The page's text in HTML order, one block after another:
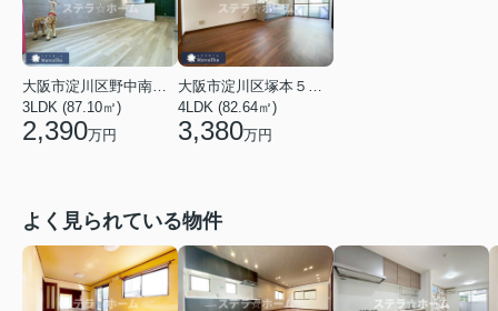
大阪市淀川区野中南２丁目
3LDK (87.10㎡)
2,390万円
大阪市淀川区塚本５丁目
4LDK (82.64㎡)
3,380万円
よく見られている物件